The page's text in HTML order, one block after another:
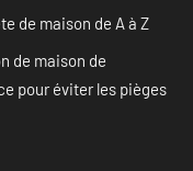
de maison de A à Z
de maison de
pour éviter les pièges